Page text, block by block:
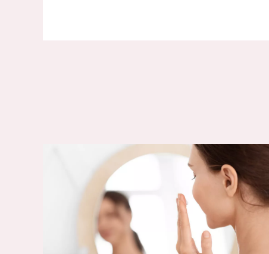
ΣΥΣΦΙΓΚΤΙΚΕΣ ΘΕΡΑΠΕΙΕΣ ΚΑΙ ΣΥΝΗΘΕΙΕΣ ΓΙΑ ΤΟ